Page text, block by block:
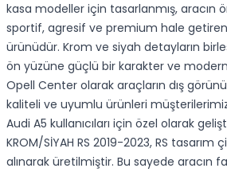
kasa modeller için tasarlanmış, aracın
sportif, agresif ve premium hale
ürünüdür. Krom ve siyah detayların
ön yüzüne güçlü bir karakter ve modern
Opell Center olarak araçların dış
kaliteli ve uyumlu ürünleri
Audi A5 kullanıcıları için özel olarak
KROM/SİYAH RS 2019-2023, RS
alınarak üretilmiştir. Bu sayede aracın